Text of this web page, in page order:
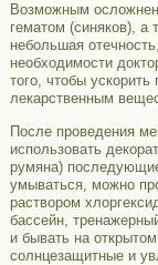
Возможным
гематом (синяков), а
небольшая
необходимости
того, чтобы
лекарственным
После проведения
использовать
румяна)
умываться, можно
раствором
бассейн,
и бывать на
солнцезащитные и